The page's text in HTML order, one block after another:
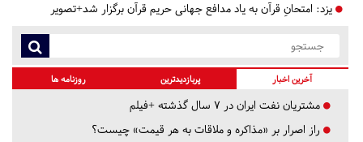
یزد: امتحانِ قرآن به یاد مدافع جهانی حریم قرآن برگزار شد+تصویر
آخرین اخبار پربازدیدترین روزنامه ها
مشتریان نفت ایران در ۷ سال گذشته +فیلم
راز اصرار بر «مذاکره و ملاقات به هر قیمت» چیست؟